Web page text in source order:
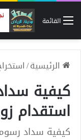
القائمة
الرئيسية/
كيفية
استقدام
كيفية سداد